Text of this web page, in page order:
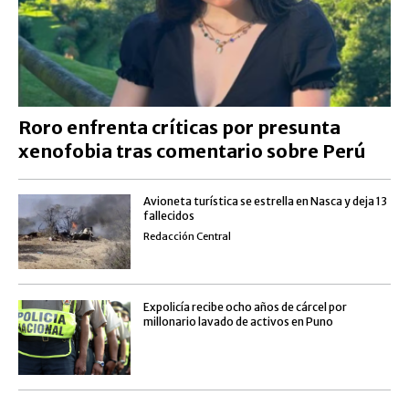
Roro enfrenta críticas por presunta
xenofobia tras comentario sobre Perú
Avioneta turística se estrella en Nasca y deja 13
fallecidos
Redacción Central
Expolicía recibe ocho años de cárcel por
millonario lavado de activos en Puno